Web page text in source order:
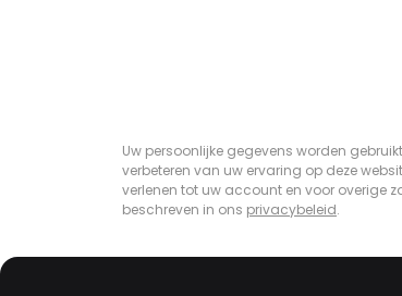
Uw persoonlijke gegevens worden
verbeteren van uw ervaring op deze
verlenen tot uw account en voor overige
beschreven in ons privacybeleid.